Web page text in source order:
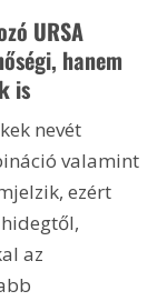
URSA
hanem
is
nevét
valamint
ezért
az